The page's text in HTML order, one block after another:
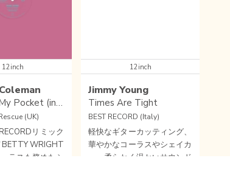
12inch
You're In My Pocket (incl Nick The Record mix)
(UK)
リミック
WRIGHT
ラスも務めたシ
12inch
Jimmy Young
Times Are Tight
BEST RECORD (Italy)
軽快なギターカッティング、
華やかなコーラスやシェイカ
ー、柔らかく温かいサウンド